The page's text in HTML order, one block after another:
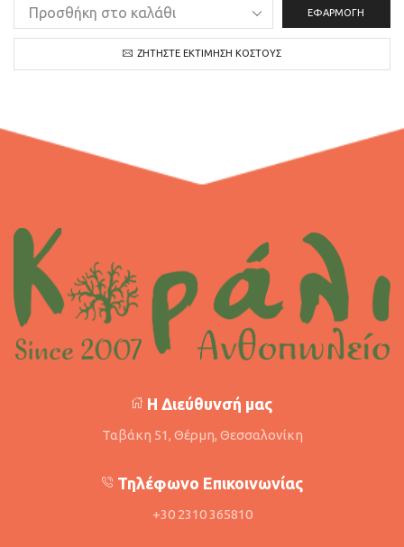
ΕΦΑΡΜΟΓΉ
ΖΗΤΉΣΤΕ ΕΚΤΊΜΗΣΗ ΚΌΣΤΟΥΣ
Η Διεύθυνσή μας
Ταβάκη 51, Θέρμη, Θεσσαλονίκη
Τηλέφωνο Επικοινωνίας
+30 2310 365810